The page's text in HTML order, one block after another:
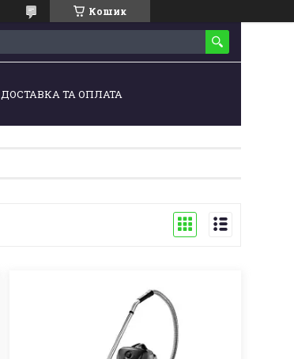
Кошик
ДОСТАВКА ТА ОПЛАТА